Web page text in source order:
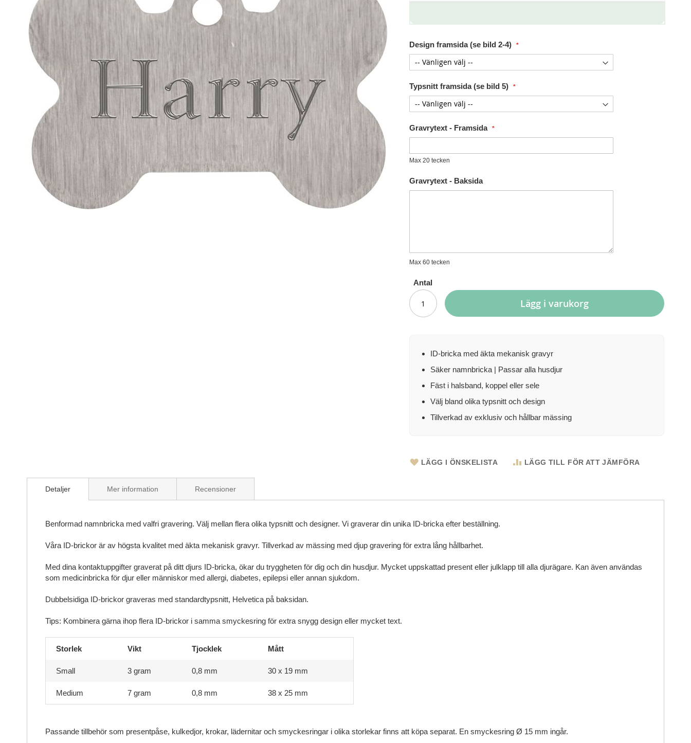
Design framsida (se bild 2-4)
Typsnitt framsida (se bild 5)
Gravrytext - Framsida
Max 20 tecken
Gravrytext - Baksida
Max 60 tecken
Antal
Lägg i varukorg
ID-bricka med äkta mekanisk gravyr
Säker namnbricka | Passar alla husdjur
Fäst i halsband, koppel eller sele
Välj bland olika typsnitt och design
Tillverkad av exklusiv och hållbar mässing
LÄGG I ÖNSKELISTA LÄGG TILL FÖR ATT JÄMFÖRA
Detaljer
Benformad namnbricka med valfri gravering. Välj mellan flera olika typsnitt och designer. Vi graverar din unika ID-bricka efter beställning.
Våra ID-brickor är av högsta kvalitet med äkta mekanisk gravyr. Tillverkad av mässing med djup gravering för extra lång hållbarhet.
Med dina kontaktuppgifter graverat på ditt djurs ID-bricka, ökar du tryggheten för dig och din husdjur. Mycket uppskattad present eller julklapp till alla djurägare. Kan även användas
som medicinbricka för djur eller människor med allergi, diabetes, epilepsi eller annan sjukdom.
Dubbelsidiga ID-brickor graveras med standardtypsnitt, Helvetica på baksidan.
Tips: Kombinera gärna ihop flera ID-brickor i samma smyckesring för extra snygg design eller mycket text.
Storlek Vikt Tjocklek Mått
Small 3 gram 0,8 mm 30 x 19 mm
Medium 7 gram 0,8 mm 38 x 25 mm
Passande tillbehör som presentpåse, kulkedjor, krokar, lädernitar och smyckesringar i olika storlekar finns att köpa separat. En smyckesring Ø 15 mm ingår.
Mer information Recensioner